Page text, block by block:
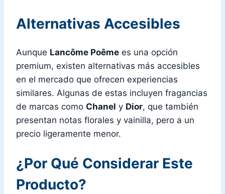
Alternativas Accesibles
Aunque Lancôme Poême es una opción
premium, existen alternativas más accesibles
en el mercado que ofrecen experiencias
similares. Algunas de estas incluyen fragancias
de marcas como Chanel y Dior, que también
presentan notas florales y vainilla, pero a un
precio ligeramente menor.
¿Por Qué Considerar Este
Producto?